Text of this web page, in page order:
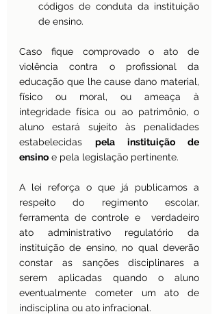
códigos de conduta da instituição
de ensino.
Caso fique comprovado o ato de
violência contra o profissional da
educação que lhe cause dano material,
físico ou moral, ou ameaça à
integridade física ou ao patrimônio, o
aluno estará sujeito às penalidades
estabelecidas pela instituição de
ensino e pela legislação pertinente.
A lei reforça o que já publicamos a
respeito do regimento escolar,
ferramenta de controle e  verdadeiro
ato administrativo regulatório da
instituição de ensino, no qual deverão
constar as sanções disciplinares a
serem aplicadas quando o aluno
eventualmente cometer um ato de
indisciplina ou ato infracional.